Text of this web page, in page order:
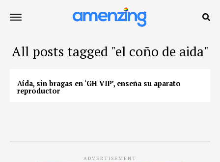
All posts tagged "el coño de aida"
Aída, sin bragas en ‘GH VIP’, enseña su aparato
reproductor
ADVERTISEMENT